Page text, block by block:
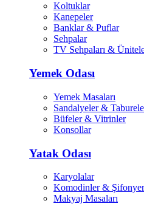
Koltuklar
Kanepeler
Banklar & Puflar
Sehpalar
TV Sehpaları &
Yemek Odası
Yemek Masaları
Sandalyeler &
Büfeler & Vitrinler
Konsollar
Yatak Odası
Karyolalar
Komodinler &
Makyaj Masaları